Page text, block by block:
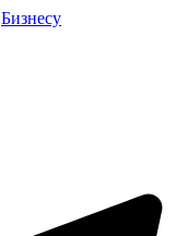
Бизнесу